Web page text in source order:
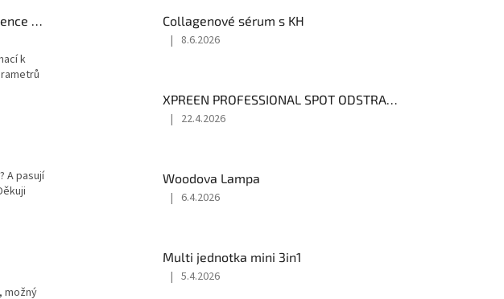
k
A pasují
možný
Collagenové sérum s KH
Hodnocení
4
z
| 8.6.2026
Hodnocení
3
z
| 22.4.2026
Woodova Lampa
Hodnocení
3
z
| 6.4.2026
Multi jednotka mini 3in1
Hodnocení
| 5.4.2026